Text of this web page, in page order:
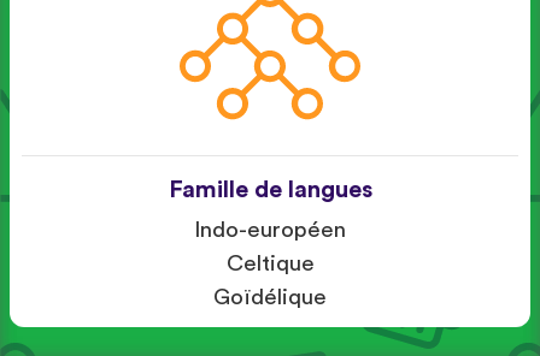
Famille de langues
Indo-européen
Celtique
Goïdélique